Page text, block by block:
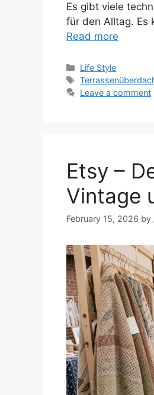
Es gibt viele
für den Alltag. Es
Read more
Categories
Life Style
Tags
Leave a comment
Etsy –
Vintage
February 15, 2026 by